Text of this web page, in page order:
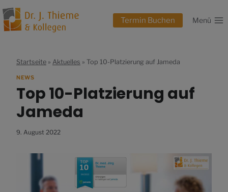
Zum
Inhalt
springen
Termin Buchen Menü
Startseite » Aktuelles » Top 10-Platzierung auf Jameda
NEWS
Top 10-Platzierung auf
Jameda
9. August 2022